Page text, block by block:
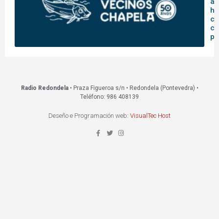
Radio Redondela• Praza Figueroa s/n • Redondela (Pontevedra) •
Teléfono: 986 408139
Deseño e Programación web: VisualTec Host